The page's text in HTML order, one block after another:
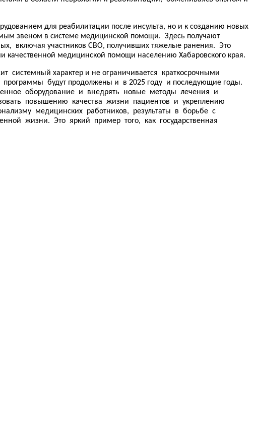
для реабилитации после инсульта, но и к созданию новых
звеном в системе медицинской помощи. Здесь получают
включая участников СВО, получивших тяжелые ранения. Это
медицинской помощи населению Хабаровского края.
системный характер и не ограничивается краткосрочными
программы будут продолжены и в 2025 году и последующие годы.
оборудование и внедрять новые методы лечения и
повышению качества жизни пациентов и укреплению
медицинских работников, результаты в борьбе с
жизни. Это яркий пример того, как государственная